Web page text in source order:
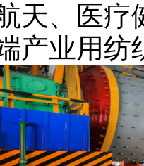
天、医疗
产业用纺